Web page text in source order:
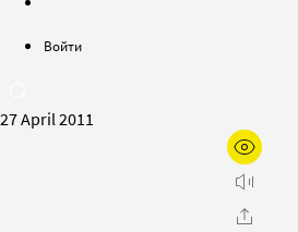
Войти
27 April 2011